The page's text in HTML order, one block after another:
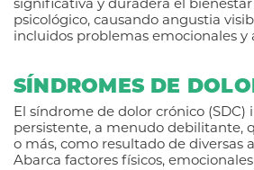
significativa y duradera el
psicológico, causando angustia
incluidos problemas emocionales y
SÍNDROMES DE
El síndrome de dolor crónico
persistente, a menudo debilitante,
o más, como resultado de diversas
Abarca factores físicos,